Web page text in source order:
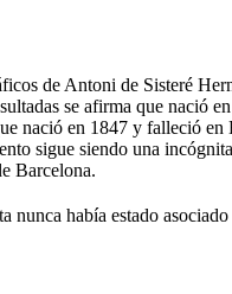
de Antoni de Sisteré
se afirma que nació
nació en 1847 y falleció
sigue siendo una
Barcelona.
nunca había estado